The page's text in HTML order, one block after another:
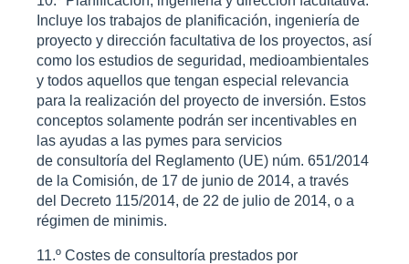
Incluye los trabajos de planificación, ingeniería de
proyecto y dirección facultativa de los proyectos, así
como los estudios de seguridad, medioambientales
y todos aquellos que tengan especial relevancia
para la realización del proyecto de inversión. Estos
conceptos solamente podrán ser incentivables en
las ayudas a las pymes para servicios
de consultoría del Reglamento (UE) núm. 651/2014
de la Comisión, de 17 de junio de 2014, a través
del Decreto 115/2014, de 22 de julio de 2014, o a
régimen de minimis.
11.º Costes de consultoría prestados por